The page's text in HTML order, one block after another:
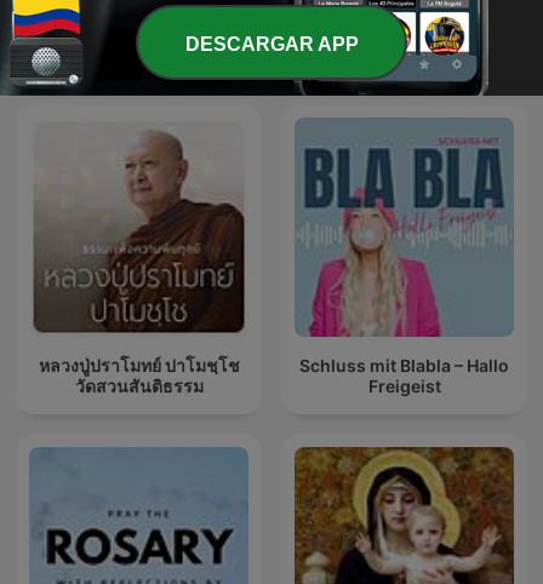
深度睡眠|解压|冥想|疗愈养
生|艺术疗愈|白噪音|助眠音
乐|轻音乐|苏阳阳频道
Saad al-Ghamdi
หลวงปู่ปราโมทย์ ปาโมชฺโช
วัดสวนสันติธรรม
Schluss mit Blabla – Hallo
Freigeist
DESCARGAR APP